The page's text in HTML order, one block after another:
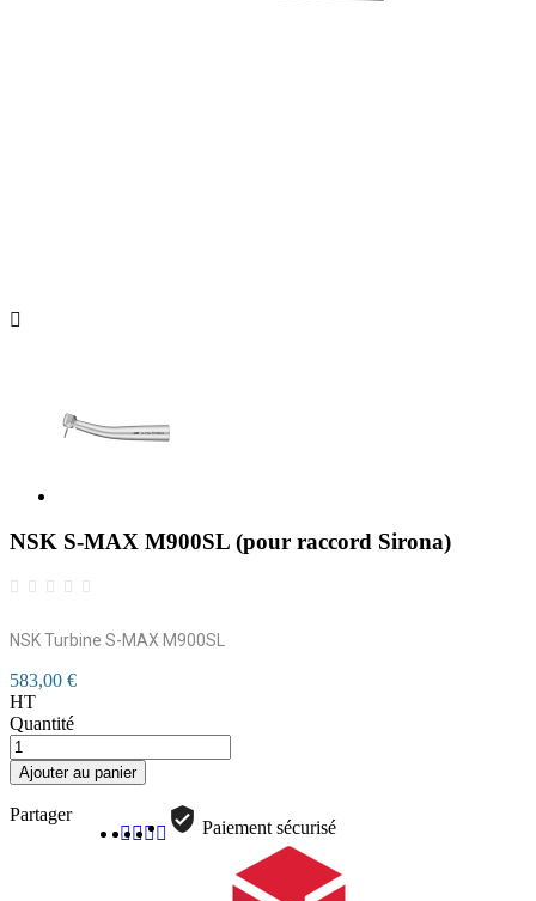

NSK S-MAX M900SL (pour raccord Sirona)
NSK Turbine S-MAX M900SL
583,00 €
HT
Quantité
Ajouter au panier
Partager
Paiement sécurisé